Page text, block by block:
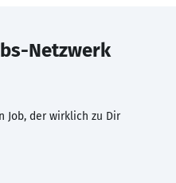
Netzwerk
Job, der wirklich zu Dir